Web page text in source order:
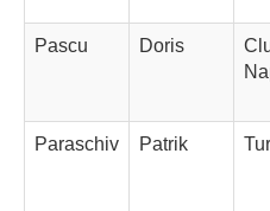
Pascu Doris
Paraschiv Patrik